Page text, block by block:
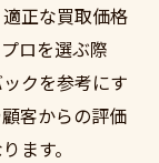
正な買取価格
ロを選ぶ際
クを参考にす
客からの評価
ます。